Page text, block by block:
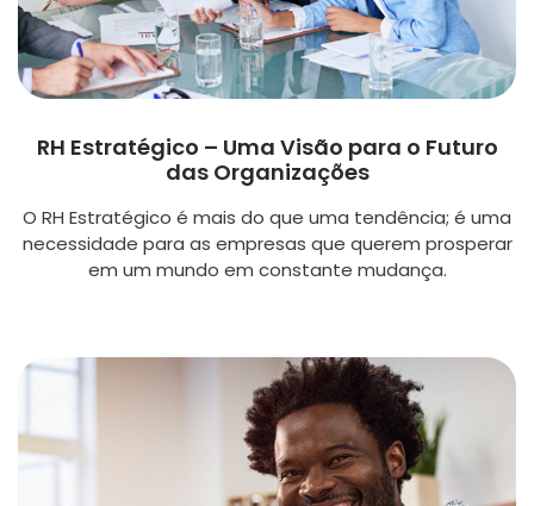
RH Estratégico – Uma Visão para o Futuro
das Organizações
O RH Estratégico é mais do que uma tendência; é uma
necessidade para as empresas que querem prosperar
em um mundo em constante mudança.